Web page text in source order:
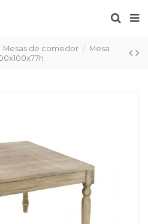
Mesas de comedor
Mesa